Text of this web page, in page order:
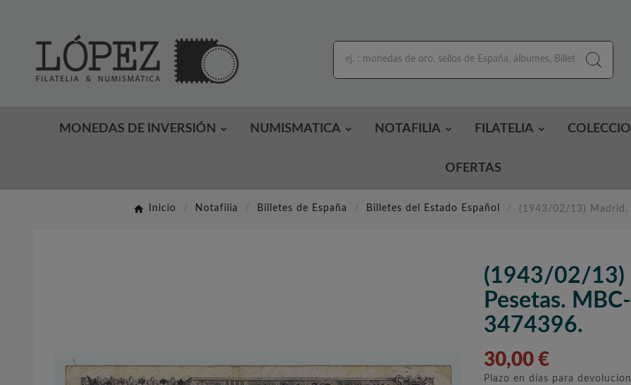
MONEDAS DE INVERSIÓN NUMISMATICA NOTAFILIA FILATELIA
OFERTAS
Inicio Notafilia Billetes de España Billetes del Estado Español (1943/02/13) Madrid.
(1943/02/13)
Pesetas.
3474396.
30,00 €
Plazo en días para